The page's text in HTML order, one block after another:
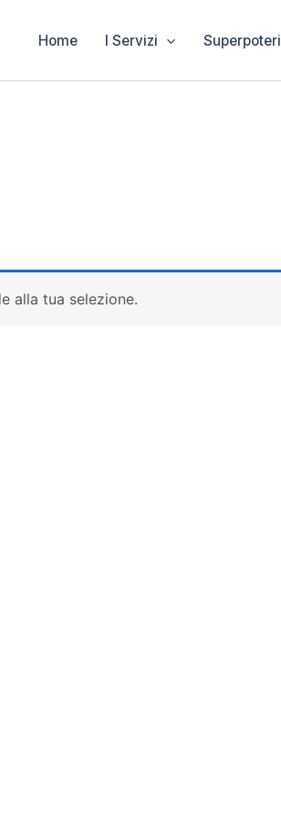
Home I Servizi Superpoteri
alla tua selezione.